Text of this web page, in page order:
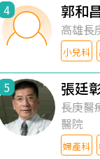
4 郭和
高雄長
小兒科
5 張廷
長庚醫
醫院
婦產科